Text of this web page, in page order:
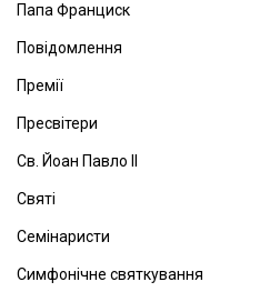
Папа Франциск
Повідомлення
Премії
Пресвітери
Св. Йоан Павло ІІ
Святі
Семінаристи
Симфонічне святкування